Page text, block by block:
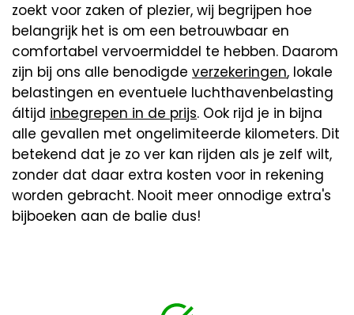
zoekt voor zaken of plezier, wij begrijpen hoe
belangrijk het is om een betrouwbaar en
comfortabel vervoermiddel te hebben. Daarom
zijn bij ons alle benodigde verzekeringen, lokale
belastingen en eventuele luchthavenbelasting
áltijd inbegrepen in de prijs. Ook rijd je in bijna
alle gevallen met ongelimiteerde kilometers. Dit
betekend dat je zo ver kan rijden als je zelf wilt,
zonder dat daar extra kosten voor in rekening
worden gebracht. Nooit meer onnodige extra's
bijboeken aan de balie dus!